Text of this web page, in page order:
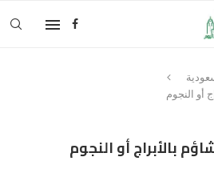
أو النجوم
بالأبراج أو النجوم